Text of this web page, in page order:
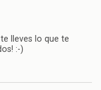
lleves lo que te
:-)